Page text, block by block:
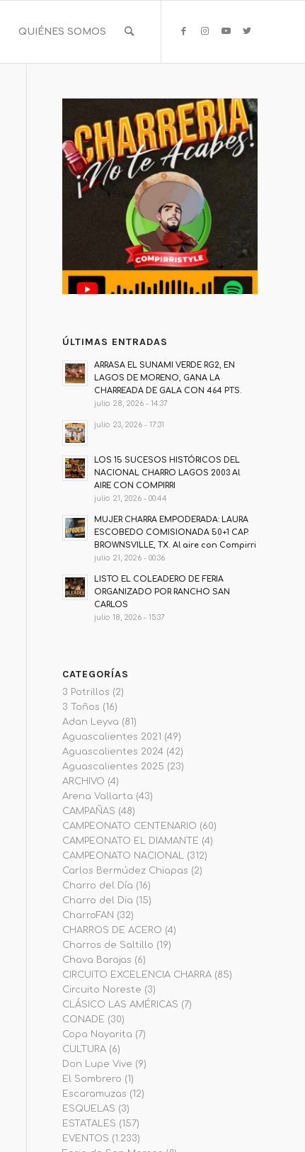
QUIÉNES SOMOS
ÚLTIMAS ENTRADAS
ARRASA EL SUNAMI VERDE RG2, EN
LAGOS DE MORENO, GANA LA
CHARREADA DE GALA CON 464 PTS.
julio 28, 2026 - 14:37
julio 23, 2026 - 17:31
LOS 15 SUCESOS HISTÓRICOS DEL
NACIONAL CHARRO LAGOS 2003 Al
AIRE CON COMPIRRI
julio 21, 2026 - 00:44
MUJER CHARRA EMPODERADA: LAURA
ESCOBEDO COMISIONADA 50+1 CAP.
BROWNSVILLE, TX. Al aire con Compirri
julio 21, 2026 - 00:36
LISTO EL COLEADERO DE FERIA
ORGANIZADO POR RANCHO SAN
CARLOS
julio 18, 2026 - 15:37
CATEGORÍAS
3 Potrillos (2)
3 Toños (16)
Adan Leyva (81)
Aguascalientes 2021 (49)
Aguascalientes 2024 (42)
Aguascalientes 2025 (23)
ARCHIVO (4)
Arena Vallarta (43)
CAMPAÑAS (48)
CAMPEONATO CENTENARIO (60)
CAMPEONATO EL DIAMANTE (4)
CAMPEONATO NACIONAL
(312)
Carlos Bermúdez Chiapas (2)
Charro del Día (16)
Charro del Dia (15)
CharroFAN (32)
CHARROS DE ACERO (4)
Charros de Saltillo (19)
Chava Barajas (6)
CIRCUITO EXCELENCIA CHARRA (85)
Circuito Noreste (3)
CLÁSICO LAS AMÉRICAS (7)
CONADE (30)
Copa Nayarita (7)
CULTURA (6)
Don Lupe Vive (9)
El Sombrero (1)
Escaramuzas (12)
ESQUELAS (3)
ESTATALES (157)
EVENTOS (1.233)